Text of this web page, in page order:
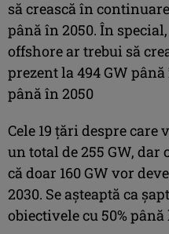
să crească în
până în 2050. În
offshore ar trebui să
prezent la 494 GW
până în 2050
Cele 19 țări despre
un total de 255 GW,
că doar 160 GW vor
2030. Se așteaptă ca
obiectivele cu 50% până